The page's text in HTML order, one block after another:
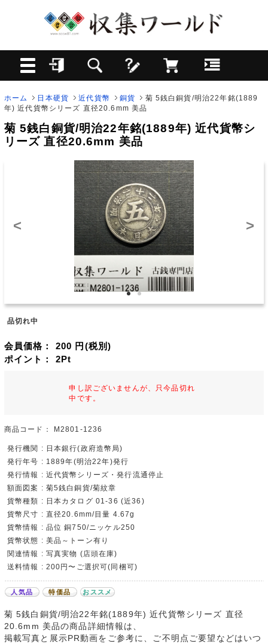
ホーム 日本硬貨 近代貨幣 銅貨
菊 5銭白銅貨/明治22年銘(1889
年) 近代貨幣シリーズ 直径20.6mm 美品
菊 5銭白銅貨/明治22年銘(1889年) 近代貨幣シ
リーズ 直径20.6mm 美品
< >
品切れ中
会員価格： 200 円(税別)
ポイント： 2Pt
申し訳ございませんが、只今品切れ
中です。
商品コード： M2801-1236
発行機関 : 日本銀行(政府造幣局)
発行年号 : 1889年(明治22年)発行
発行情報 : 近代貨幣シリーズ・発行流通停止
額面図案 : 菊5銭白銅貨/菊紋章
貨幣種類 : 日本カタログ 01-36 (近36)
貨幣尺寸 : 直径20.6mm/目量 4.67g
貨幣情報 : 品位 銅750/ニッケル250
貨幣状態 : 美品～トーン有り
関連情報 : 写真実物 (店頭在庫)
送料情報 : 200円〜ご選択可(同梱可)
人気品 特価品 おススメ
菊 5銭白銅貨/明治22年銘(1889年) 近代貨幣シリーズ 直径
20.6mm 美品の商品詳細情報は、
掲載写真と展示PR動画をご参考に、ご不明点ご要望などはいつ